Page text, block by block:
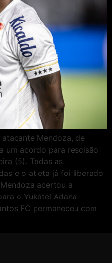
Mendoza, de
um acordo para rescisão
(5). Todas as
e o atleta já foi liberado
acertou a
o Yukatel Adana
FC permaneceu com